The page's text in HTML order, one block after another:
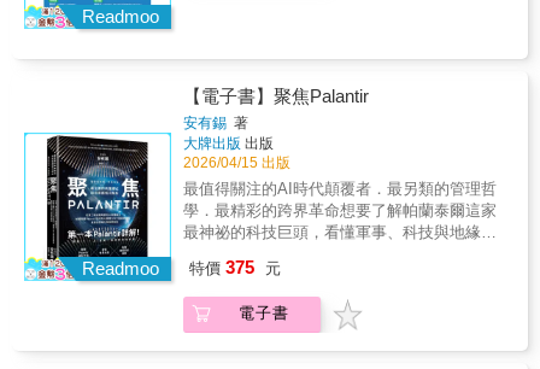
了什麼事、促成這件大事的因素，以及它未來
的可能走向。 &mdash;&mdash;黃益平（Yping
Huang），中國經濟學家、北京大學國家發展
研究院教授 這本探討數位貨幣的傑出著作，針
對中國金融體系從金融壓抑到大型科技公司引
領金融自由化的轉型，做了引人入勝的報導。
馬永哲巧妙地描述中國大型科技公司平台與改
變態度的監管機構之間來來回回的角力。人們
的隱私可能受到侵犯，也為西方國家帶來重要
的教訓。 &mdash;&mdash;馬庫斯．布倫納梅
爾（Markus Brunnermeier），普林斯頓大學
（Princeton University）經濟學教授 這是一本
權威、全面且富有思考性的著作，闡述科技與
化未來的全面重組。串流平台已經成為我們日
常生活的一部分。我們習慣隨時觀看影集、隨
時聽音樂、隨時打開App找娛樂。但在這個看似
自由選擇的世界裡，其實有許多看不見的力量
正在運作：★ 平台如何設計訂閱價格，讓你不
知不覺多付錢★ 為什麼廣告在串流平台死灰復
燃★ 演算法如何決定你能看到什麼、看不到什
作品★ AI進入影視產業後，產業未來會如何改
變▍為什麼我們需要了解串流？《串流時代》
不只是講產業發展與企業競爭，更幫助讀者理
解：★ 你如何更聰明地選擇訂閱服務★ 如何判
斷平台策略背後的意圖★ 如何避免被演算法所
DVD租賃起家，挑戰實體租片店；2007年轉向
線上串流，改寫觀看方式；2013年推出《紙牌
屋》，正式投入原創製作。Netflix擅長用數據
分析觀眾行為，快速試水溫、快速調整方向。
這種精神帶來創新，也讓作品更替節奏加快，
你欣賞的是速度與變化本身。【結果二】｜你
是Prime Video生態整合型人格你是一位精於布
局的商業整合者，影視只是更大拼圖的一角。
Prime Video誕生於電商巨頭亞馬遜的會員體系
體價值，而非單靠影視獲利。它投資大型製
作，也嘗試直播與體育內容，強調會員生態的
黏著度。對你而言，內容與服務的整合程度比
求，面對這種脫節，許多領導者試圖採取權宜
化」的全球社群。在邁向分散式工作模式的新
局勢中，最重要的競爭力不再是職銜，而是你
的適應力。本書提煉出分散式工作的10大原
則，探討組織該如何重新構築勞資關係與領導
技能：★夥伴關係摒棄「工作是合約」的觀
念，轉向「工作是夥伴關係」。傳統的雇主與
員工關係不再是古老的金字塔模式，而轉為對
商業環境的基礎。這種開放文化創造了公平的
競爭環境，讓企業上下更積極提高績效。★決
策消除官僚瓶頸，讓最接近客戶的團隊能快速
Readmoo
Readmoo
【電子書】聚焦Palantir
安有錫 著
大牌出版 出版
2026/04/15 出版
最值得關注的AI時代顛覆者．最另類的管理哲
學．最精彩的跨界革命想要了解帕蘭泰爾這家
最神祕的科技巨頭，看懂軍事、科技與地緣政
國最大網路書店Yes24暢銷榜 ★ 韓國重量級媒
體《首爾經濟日報》、《中央日報》爭相報導
▍AI賽局中的最大贏家？你不可不知的AI巨獸
特價 375 元
電子書